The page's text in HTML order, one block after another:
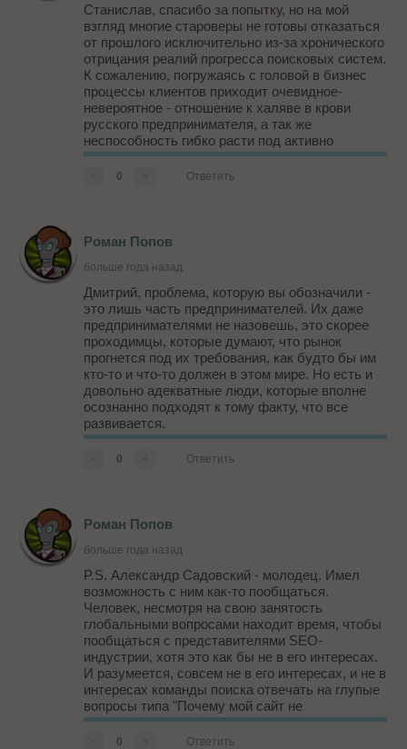
Станислав, спасибо за попытку, но на мой
взгляд многие староверы не готовы отказаться
от прошлого исключительно из-за хронического
отрицания реалий прогресса поисковых систем.
К сожалению, погружаясь с головой в бизнес
процессы клиентов приходит очевидное-
невероятное - отношение к халяве в крови
русского предпринимателя, а так же
неспособность гибко расти под активно
меняющийся рынок и главное учится чему то
новому.
0 Ответить
Роман Попов
больше года назад
Дмитрий, проблема, которую вы обозначили -
это лишь часть предпринимателей. Их даже
предпринимателями не назовешь, это скорее
проходимцы, которые думают, что рынок
прогнется под их требования, как будто бы им
кто-то и что-то должен в этом мире. Но есть и
довольно адекватные люди, которые вполне
осознанно подходят к тому факту, что все
развивается.
В рамках SEO-рынка и поисковых систем
0 Ответить
Роман Попов
больше года назад
P.S. Александр Садовский - молодец. Имел
возможность с ним как-то пообщаться.
Человек, несмотря на свою занятость
глобальными вопросами находит время, чтобы
пообщаться с представителями SEO-
индустрии, хотя это как бы не в его интересах.
И разумеется, совсем не в его интересах, и не в
интересах команды поиска отвечать на глупые
вопросы типа "Почему мой сайт не
индексируется!!!!!!????", когда в файле
robots.txt сайт запрещен к индексации...))) Не
0 Ответить